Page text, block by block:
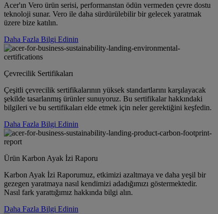
Acer'ın Vero ürün serisi, performanstan ödün vermeden çevre dostu
teknoloji sunar. Vero ile daha sürdürülebilir bir gelecek yaratmak
üzere bize katılın.
Daha Fazla Bilgi Edinin
Çevrecilik Sertifikaları
Çeşitli çevrecilik sertifikalarının yüksek standartlarını karşılayacak
şekilde tasarlanmış ürünler sunuyoruz. Bu sertifikalar hakkındaki
bilgileri ve bu sertifikaları elde etmek için neler gerektiğini keşfedin.
Daha Fazla Bilgi Edinin
Ürün Karbon Ayak İzi Raporu
Karbon Ayak İzi Raporumuz, etkimizi azaltmaya ve daha yeşil bir
gezegen yaratmaya nasıl kendimizi adadığımızı göstermektedir.
Nasıl fark yarattığımız hakkında bilgi alın.
Daha Fazla Bilgi Edinin